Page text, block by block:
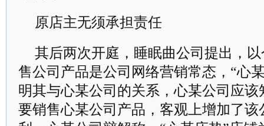
原店主无须承担责任
其后两次开庭，睡眠曲公司提出，
售公司产品是公司网络营销常态，“心
明其与心某公司的关系，心某公司应
要销售心某公司产品，客观上增加了